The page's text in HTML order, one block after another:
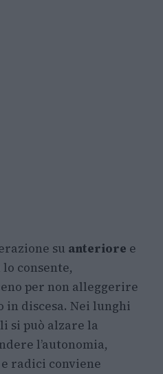
su anteriore e
consente,
per non alleggerire
in discesa. Nei lunghi
si può alzare la
l’autonomia,
radici conviene